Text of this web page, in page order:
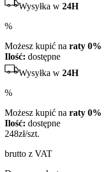
Wysyłka w 24H
%
Możesz kupić na raty 0%
Ilość: dostępne
Wysyłka w 24H
%
Możesz kupić na raty 0%
Ilość: dostępne
248zł/szt.
brutto z VAT